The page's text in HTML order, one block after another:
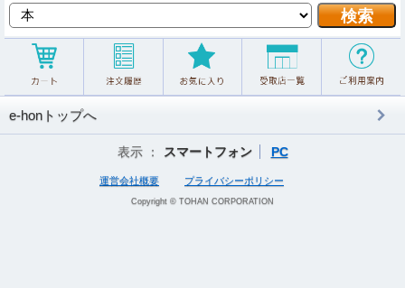
e-honトップへ
表示 ： スマートフォン PC
運営会社概要 プライバシーポリシー
Copyright © TOHAN CORPORATION